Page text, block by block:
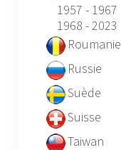
1957 - 1967
1968 - 2023
Roumanie
Russie
Suède
Suisse
Taiwan